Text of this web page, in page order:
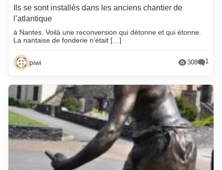
Ils se sont installés dans les anciens chantier de
l’atlantique
à Nantes. Voilà une reconversion qui détonne et qui étonne.
La nantaise de fonderie n’était […]
piwi 308 1